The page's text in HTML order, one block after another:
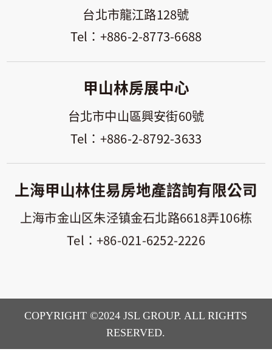
台北市龍江路128號
+886-2-8773-6688
甲山林房展中心
台北市中山區興安街60號
+886-2-8792-3633
上海甲山林住易房地產諮詢有限公司
上海市金山区朱泾镇金石北路6618弄106栋
+86-021-6252-2226
COPYRIGHT ©2024 JSL GROUP. ALL RIGHTS
RESERVED.